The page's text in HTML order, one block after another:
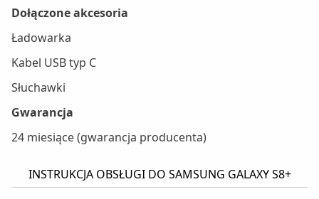
Dołączone akcesoria
Ładowarka
Kabel USB typ C
Słuchawki
Gwarancja
24 miesiące (gwarancja producenta)
INSTRUKCJA OBSŁUGI DO SAMSUNG GALAXY S8+